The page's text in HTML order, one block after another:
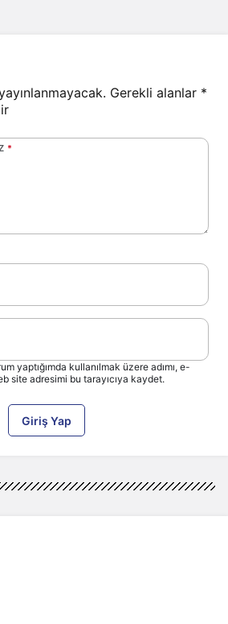
Gerekli alanlar *
*
yaptığımda kullanılmak üzere adımı, e-
site adresimi bu tarayıcıya kaydet.
Giriş Yap